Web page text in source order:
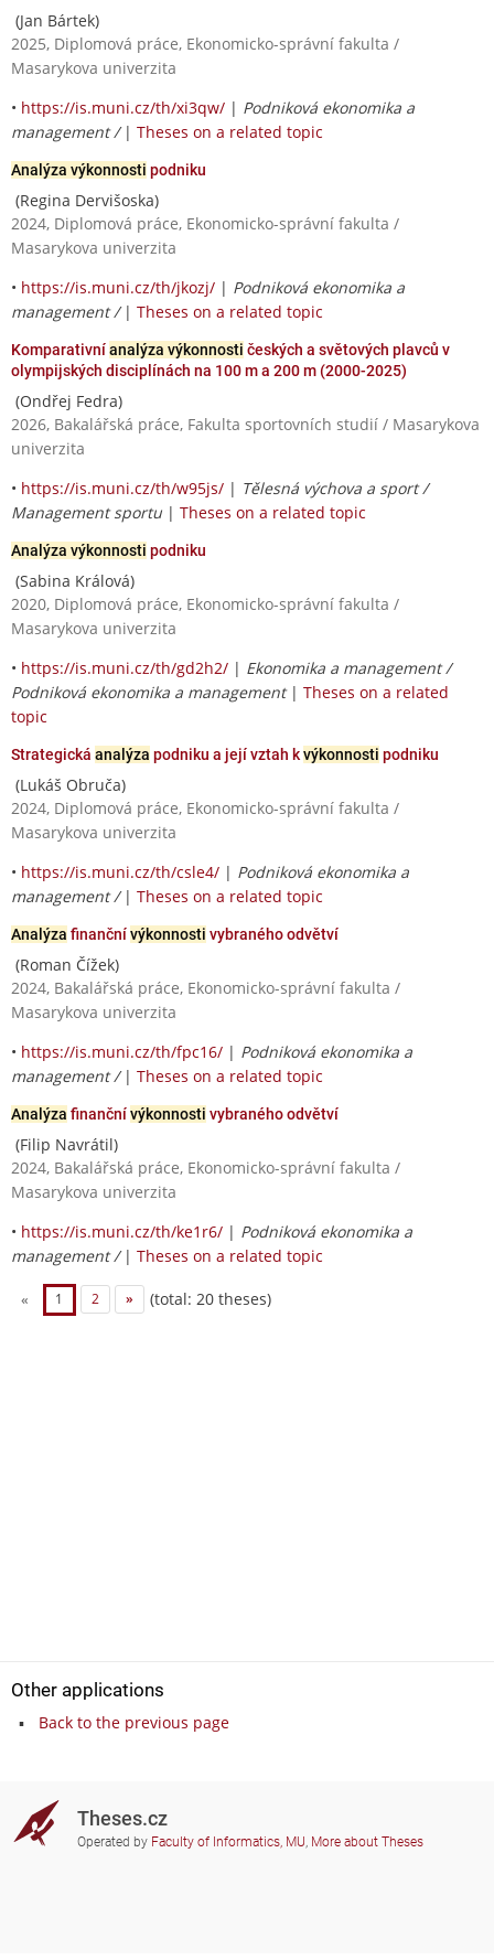
(Jan Bártek)
2025, Diplomová práce, Ekonomicko-správní fakulta /
Masarykova univerzita
• https://is.muni.cz/th/xi3qw/ | Podniková ekonomika a
management / | Theses on a related topic
Analýza výkonnosti podniku
(Regina Dervišoska)
2024, Diplomová práce, Ekonomicko-správní fakulta /
Masarykova univerzita
• https://is.muni.cz/th/jkozj/ | Podniková ekonomika a
management / | Theses on a related topic
Komparativníanalýza výkonnosti českých a světových plavců v
olympijských disciplínách na 100 m a 200 m (2000-2025)
(Ondřej Fedra)
2026, Bakalářská práce, Fakulta sportovních studií / Masarykova
univerzita
• https://is.muni.cz/th/w95js/ | Tělesná výchova a sport /
Management sportu | Theses on a related topic
Analýza výkonnosti podniku
(Sabina Králová)
2020, Diplomová práce, Ekonomicko-správní fakulta /
Masarykova univerzita
• https://is.muni.cz/th/gd2h2/ | Ekonomika a management /
Podniková ekonomika a management| Theses on a related
topic
Strategická analýza podniku a její vztah kvýkonnosti podniku
(Lukáš Obruča)
2024, Diplomová práce, Ekonomicko-správní fakulta /
Masarykova univerzita
• https://is.muni.cz/th/csle4/ | Podniková ekonomika a
management / | Theses on a related topic
Analýza finančnívýkonnosti vybraného odvětví
(Roman Čížek)
2024, Bakalářská práce, Ekonomicko-správní fakulta /
Masarykova univerzita
• https://is.muni.cz/th/fpc16/ | Podniková ekonomika a
management / | Theses on a related topic
Analýza finančnívýkonnosti vybraného odvětví
(Filip Navrátil)
2024, Bakalářská práce, Ekonomicko-správní fakulta /
Masarykova univerzita
• https://is.muni.cz/th/ke1r6/ | Podniková ekonomika a
management / | Theses on a related topic
« 1 2 » (total: 20 theses)
Other applications
Back to the previous page
Theses.cz
Operated by Faculty of Informatics, MU, More about Theses